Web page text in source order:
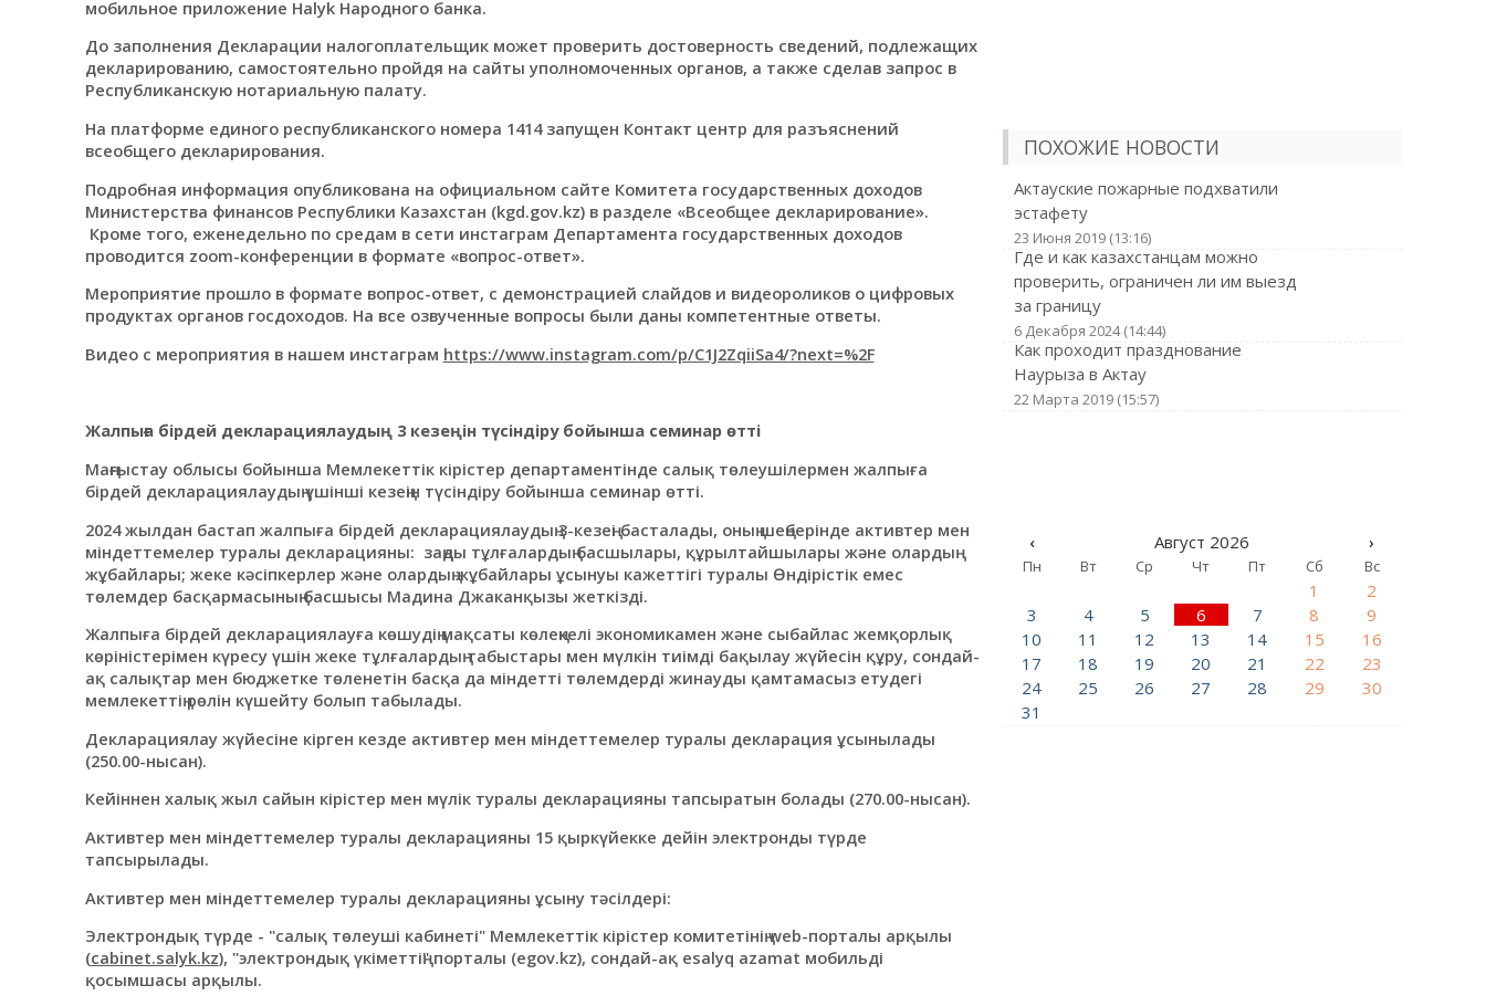
мобильное приложение Halyk Народного банка.
До заполнения Декларации налогоплательщик может проверить достоверность сведений, подлежащих
декларированию, самостоятельно пройдя на сайты уполномоченных органов, а также сделав запрос в
Республиканскую нотариальную палату.
На платформе единого республиканского номера 1414 запущен Контакт центр для разъяснений
всеобщего декларирования.
Подробная информация опубликована на официальном сайте Комитета государственных доходов
Министерства финансов Республики Казахстан (kgd.gov.kz) в разделе «Всеобщее декларирование».
Кроме того, еженедельно по средам в сети инстаграм Департамента государственных доходов
проводится zoom-конференции в формате «вопрос-ответ».
Мероприятие прошло в формате вопрос-ответ, с демонстрацией слайдов и видеороликов о цифровых
продуктах органов госдоходов. На все озвученные вопросы были даны компетентные ответы.
Видео с мероприятия в нашем инстаграм https://www.instagram.com/p/C1J2ZqiiSa4/?next=%2F
Жалпыға бірдей декларациялаудың 3 кезеңін түсіндіру бойынша семинар өтті
Маңғыстау облысы бойынша Мемлекеттік кірістер департаментінде салық төлеушілермен жалпыға
бірдей декларациялаудың үшінші кезеңін түсіндіру бойынша семинар өтті.
2024 жылдан бастап жалпыға бірдей декларациялаудың 3-кезеңі басталады, оның шеңберінде активтер мен
міндеттемелер туралы декларацияны: заңды тұлғалардың басшылары, құрылтайшылары және олардың
жұбайлары; жеке кәсіпкерлер және олардың жұбайлары ұсынуы кажеттігі туралы Өндірістік емес
төлемдер басқармасының басшысы Мадина Джаканқызы жеткізді.
Жалпыға бірдей декларациялауға көшудің мақсаты көлеңкелі экономикамен және сыбайлас жемқорлық
көріністерімен күресу үшін жеке тұлғалардың табыстары мен мүлкін тиімді бақылау жүйесін құру, сондай-
ақ салықтар мен бюджетке төленетін басқа да міндетті төлемдерді жинауды қамтамасыз етудегі
мемлекеттің рөлін күшейту болып табылады.
Декларациялау жүйесіне кірген кезде активтер мен міндеттемелер туралы декларация ұсынылады
(250.00-нысан).
Кейіннен халық жыл сайын кірістер мен мүлік туралы декларацияны тапсыратын болады (270.00-нысан).
Активтер мен міндеттемелер туралы декларацияны 15 қыркүйекке дейін электронды түрде
тапсырылады.
Активтер мен міндеттемелер туралы декларацияны ұсыну тәсілдері:
Электрондық түрде - "салық төлеуші кабинеті" Мемлекеттік кірістер комитетінің web-порталы арқылы
(cabinet.salyk.kz), "электрондық үкіметтің" порталы (egov.kz), сондай-ақ esalyq azamat мобильді
қосымшасы арқылы.
ПОХОЖИЕ НОВОСТИ
Актауские пожарные подхватили
эстафету
23 Июня 2019 (13:16)
Где и как казахстанцам можно
проверить, ограничен ли им выезд
за границу
6 Декабря 2024 (14:44)
Как проходит празднование
Наурыза в Актау
22 Марта 2019 (15:57)
‹ Август 2026 ›
Пн Вт Ср Чт Пт Сб Вс
1
2
3
4 5 6 7 8
9
10
11 12 13 14 15
16
17
18 19 20 21 22
23
24
25 26 27 28 29
30
31